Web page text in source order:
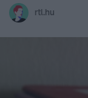
rtl.hu